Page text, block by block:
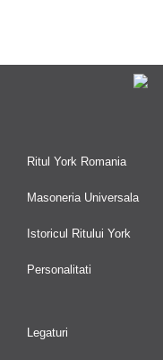
Ritul York Romania
Masoneria Universala
Istoricul Ritului York
Personalitati
Legaturi